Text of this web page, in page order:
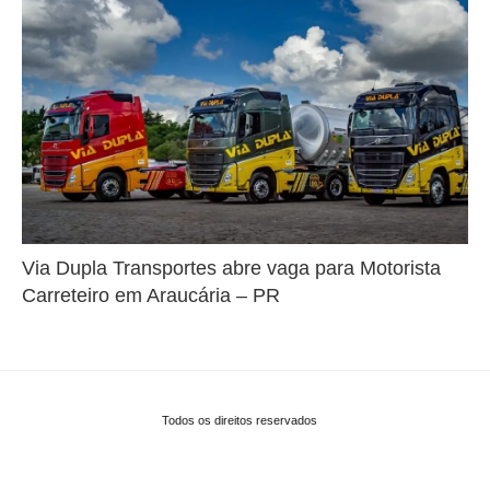
Via Dupla Transportes abre vaga para Motorista
Carreteiro em Araucária – PR
Todos os direitos reservados